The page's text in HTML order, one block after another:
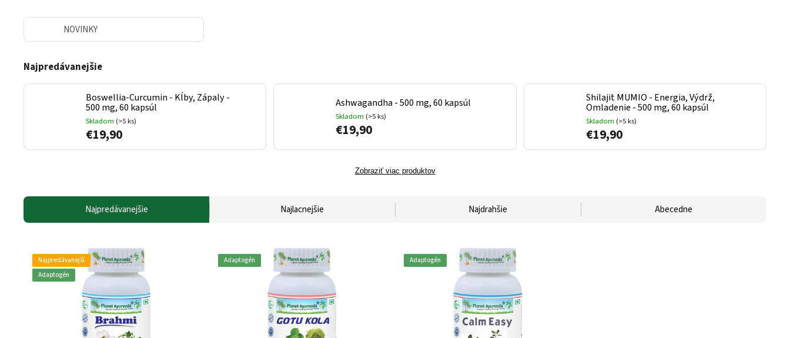
NOVINKY
Najpredávanejšie
Boswellia-Curcumin - Kĺby, Zápaly -
500 mg, 60 kapsúl
Skladom (>5 ks)
€19,90
Ashwagandha - 500 mg, 60 kapsúl
Skladom (>5 ks)
€19,90
Shilajit MUMIO - Energia, Výdrž,
Omladenie - 500 mg, 60 kapsúl
Skladom (>5 ks)
€19,90
Zobraziť viac produktov
Najpredávanejšie Najlacnejšie Najdrahšie Abecedne
Najpredávanejší
Adaptogén
Adaptogén Adaptogén